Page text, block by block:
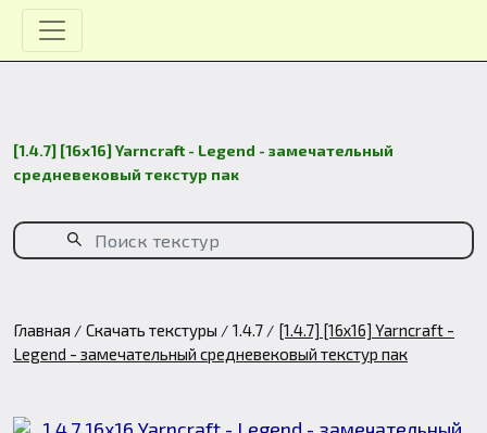
[1.4.7] [16x16] Yarncraft - Legend - замечательный
средневековый текстур пак
Главная Скачать текстуры 1.4.7
[1.4.7] [16x16] Yarncraft -
Legend - замечательный средневековый текстур пак